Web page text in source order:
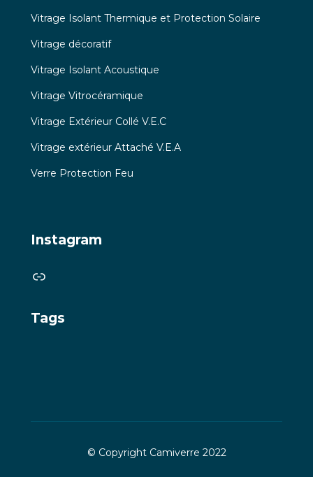
Vitrage Isolant Thermique et Protection Solaire
Vitrage décoratif
Vitrage Isolant Acoustique
Vitrage Vitrocéramique
Vitrage Extérieur Collé V.E.C
Vitrage extérieur Attaché V.E.A
Verre Protection Feu
Instagram
Link
Tags
© Copyright Camiverre 2022